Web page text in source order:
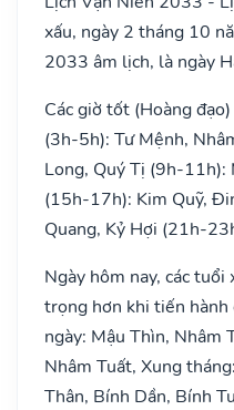
xấu, ngày 2 tháng 10
2033 âm lịch, là ngày
Các giờ tốt (Hoàng
(3h-5h): Tư Mệnh,
Long, Quý Tị (9h-
(15h-17h): Kim Quỹ,
Quang, Kỷ Hợi (21h-
Ngày hôm nay, các tuổi
trọng hơn khi tiến hành
ngày: Mậu Thìn, Nhâm
Nhâm Tuất, Xung
Thân, Bính Dần, Bính